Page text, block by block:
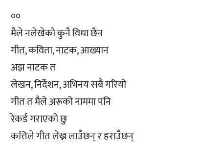
००
मैले नलेखेको कुनै विधा छैन
गीत, कविता, नाटक, आख्यान
अझ नाटक त
लेखन, निर्देशन, अभिनय सबै गरियो
गीत त मैले अरूको नाममा पनि
रेकर्ड गराएको छु
कत्तिले गीत लेख्न लाउँछन् र हराउँछन्